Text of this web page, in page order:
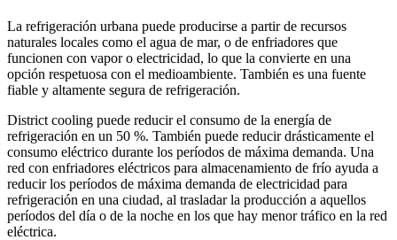
La refrigeración urbana puede producirse a partir de recursos
naturales locales como el agua de mar, o de enfriadores que
funcionen con vapor o electricidad, lo que la convierte en una
opción respetuosa con el medioambiente. También es una fuente
fiable y altamente segura de refrigeración.
District cooling puede reducir el consumo de la energía de
refrigeración en un 50 %. También puede reducir drásticamente el
consumo eléctrico durante los períodos de máxima demanda. Una
red con enfriadores eléctricos para almacenamiento de frío ayuda a
reducir los períodos de máxima demanda de electricidad para
refrigeración en una ciudad, al trasladar la producción a aquellos
períodos del día o de la noche en los que hay menor tráfico en la red
eléctrica.